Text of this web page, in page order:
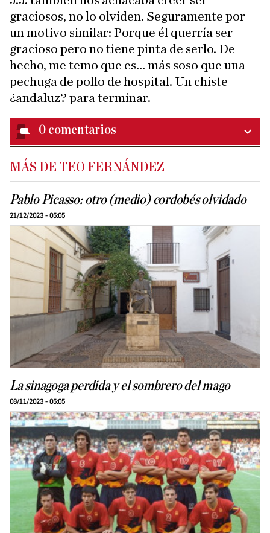
graciosos, no lo olviden. Seguramente por
un motivo similar: Porque él querría ser
gracioso pero no tiene pinta de serlo. De
hecho, me temo que es... más soso que una
pechuga de pollo de hospital. Un chiste
¿andaluz? para terminar.
0 comentarios
MÁS DE TEO FERNÁNDEZ
Pablo Picasso: otro (medio) cordobés olvidado
21/12/2023 - 05:05
La sinagoga perdida y el sombrero del mago
08/11/2023 - 05:05